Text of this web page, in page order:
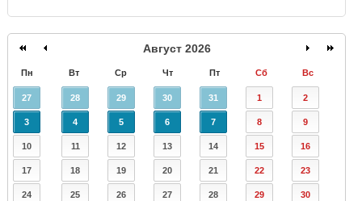
Август 2026
Пн Вт Ср Чт Пт Сб Вс
27 28 29 30 31 1 2
3 4 5 6 7 8 9
10 11 12 13 14 15 16
17 18 19 20 21 22 23
24 25 26 27 28 29 30